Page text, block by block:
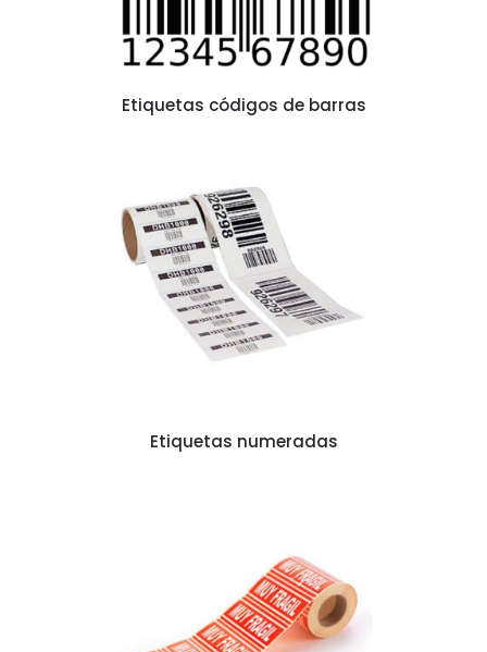
Etiquetas códigos de barras
Etiquetas numeradas